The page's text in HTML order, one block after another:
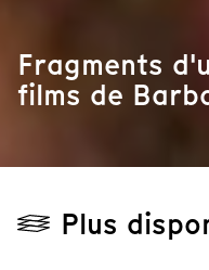
Fragments
films de
Plus